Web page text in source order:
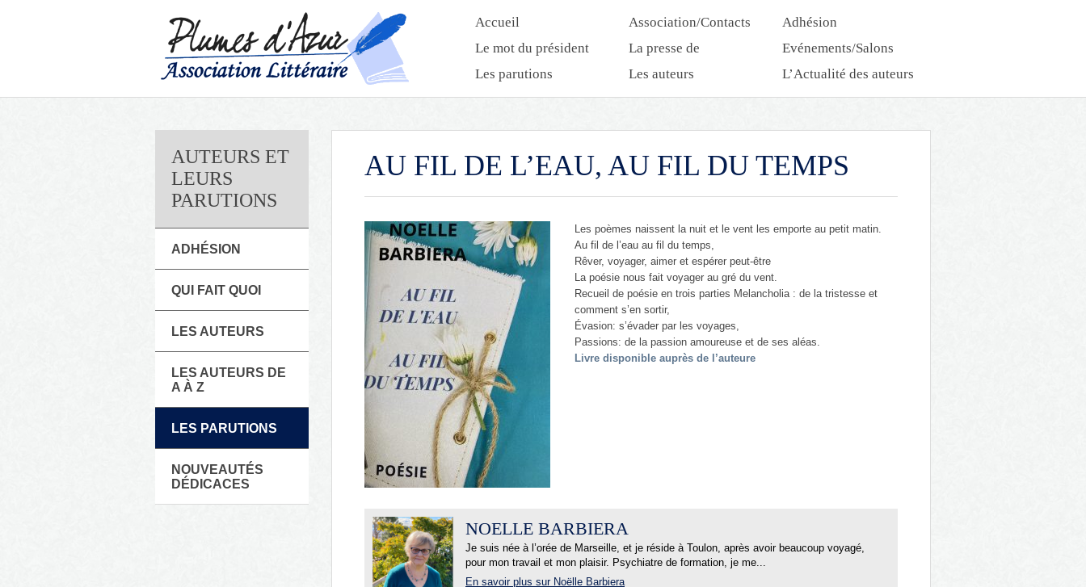
Accueil Association/Contacts
Adhésion
Le mot du président
La presse de
l’association
Evénements/Salons
Les parutions
Les auteurs
L’Actualité des auteurs
AUTEURS ET
LEURS
PARUTIONS
ADHÉSION
QUI FAIT QUOI
LES AUTEURS
LES AUTEURS DE
A À Z
LES PARUTIONS
NOUVEAUTÉS
DÉDICACES
AU FIL DE L’EAU, AU FIL DU TEMPS
Les poèmes naissent la nuit et le vent les emporte au petit matin.
Au fil de l’eau au fil du temps,
Rêver, voyager, aimer et espérer peut-être
La poésie nous fait voyager au gré du vent.
Recueil de poésie en trois parties Melancholia : de la tristesse et
comment s’en sortir,
Évasion: s’évader par les voyages,
Passions: de la passion amoureuse et de ses aléas.
Livre disponible auprès de l’auteure
NOËLLE BARBIERA
Je suis née à l’orée de Marseille, et je réside à Toulon, après avoir beaucoup voyagé,
pour mon travail et mon plaisir. Psychiatre de formation, je me...
En savoir plus sur Noëlle Barbiera